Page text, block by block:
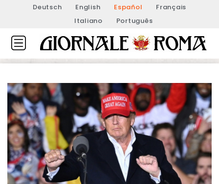
Deutsch English Español
Français
Italiano
Português